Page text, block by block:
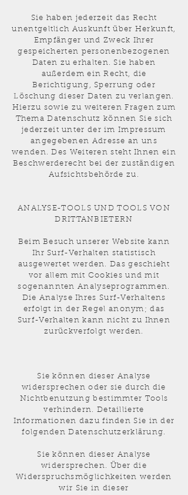
Sie haben jederzeit das Recht
unentgeltlich Auskunft über Herkunft,
Empfänger und Zweck Ihrer
gespeicherten personenbezogenen
Daten zu erhalten. Sie haben
außerdem ein Recht, die
Berichtigung, Sperrung oder
Löschung dieser Daten zu verlangen.
Hierzu sowie zu weiteren Fragen zum
Thema Datenschutz können Sie sich
jederzeit unter der im Impressum
angegebenen Adresse an uns
wenden. Des Weiteren steht Ihnen ein
Beschwerderecht bei der zuständigen
Aufsichtsbehörde zu.
ANALYSE-TOOLS UND TOOLS VON
DRITTANBIETERN
Beim Besuch unserer Website kann
Ihr Surf-Verhalten statistisch
ausgewertet werden. Das geschieht
vor allem mit Cookies und mit
sogenannten Analyseprogrammen.
Die Analyse Ihres Surf-Verhaltens
erfolgt in der Regel anonym; das
Surf-Verhalten kann nicht zu Ihnen
zurückverfolgt werden.
Sie können dieser Analyse
widersprechen oder sie durch die
Nichtbenutzung bestimmter Tools
verhindern. Detaillierte
Informationen dazu finden Sie in der
folgenden Datenschutzerklärung.
Sie können dieser Analyse
widersprechen. Über die
Widerspruchsmöglichkeiten werden
wir Sie in dieser